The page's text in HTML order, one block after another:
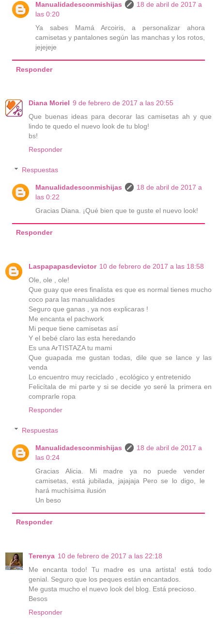
Manualidadesconmishijas
18 de abril de 2017 a
las 0:20
Ya sabes Mamá Arcoiris, a personalizar ahora
camisetas y pantalones según las manchas y los rotos,
jejejeje
Responder
Diana Moriel 9 de febrero de 2017 a las 20:55
Que buenas ideas para decorar las camisetas ah y que
lindo te quedo el nuevo look de tu blog!
bs!
Responder
Respuestas
Manualidadesconmishijas
18 de abril de 2017 a
las 0:22
Gracias Diana. ¡Qué bien que te guste el nuevo look!
Responder
Laspapapasdevictor 10 de febrero de 2017 a las 18:58
Ole, ole , ole!
Que guay que eres finalista es que es normal tienes mucho
coco para las manualidades
Seguro que ganas , ya nos explicaras !
Me encanta el pachwork
Mi peque tiene camisetas así
Y el bebé claro las esta heredando
Es una ArTISTAZA tu mami
Que guapada me gustan todas, dile que se lance y las
venda
Lo encuentro muy reciclado , ecológico y entretenido
Felicítala de mi parte y si se decide yo seré la primera en
comprarle ropa
Responder
Respuestas
Manualidadesconmishijas
18 de abril de 2017 a
las 0:24
Gracias Alicia. Mi madre ya no puede vender
camisetas, está jubilada, jajajaja Pero se lo digo, le
hará muchísima ilusión
Un beso
Responder
Terenya 10 de febrero de 2017 a las 22:18
Me encanta todo! Tu madre es una artista! está todo
genial. Seguro que los peques están encantados.
Me gusta mucho el nuevo look del blog. Está precioso.
Besos
Responder